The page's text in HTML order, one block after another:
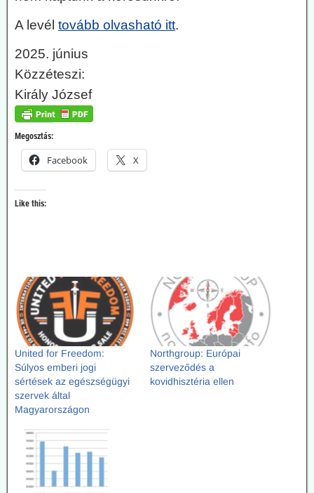
A levél tovább olvasható itt.
2025. június
Közzéteszi:
Király József
Megosztás:
Facebook X
Like this:
United for Freedom:
Súlyos emberi jogi
sértések az egészségügyi
szervek által
Magyarországon
Northgroup: Európai
szerveződés a
kovidhisztéria ellen